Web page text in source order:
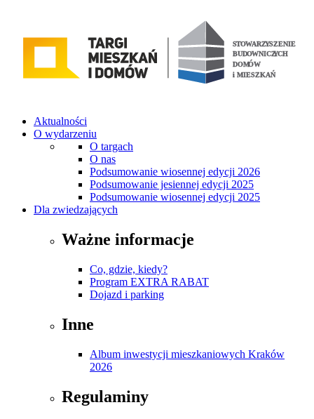
Aktualności
O wydarzeniu
O targach
O nas
Podsumowanie wiosennej edycji 2026
Podsumowanie jesiennej edycji 2025
Podsumowanie wiosennej edycji 2025
Dla zwiedzających
Ważne informacje
Co, gdzie, kiedy?
Program EXTRA RABAT
Dojazd i parking
Inne
Album inwestycji mieszkaniowych Kraków
2026
Regulaminy